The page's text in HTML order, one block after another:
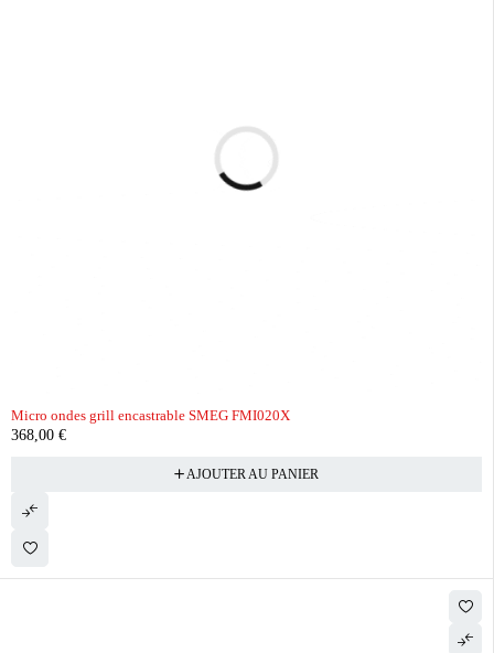
Micro ondes grill encastrable SMEG FMI020X
368,00 €
AJOUTER AU PANIER